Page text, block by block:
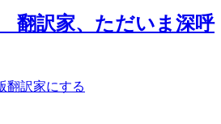
翻訳家、ただいま深呼
翻訳家にする